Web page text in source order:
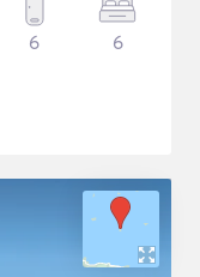
6 6